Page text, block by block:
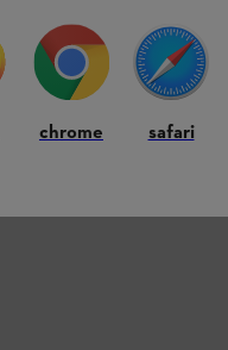
chrome safari